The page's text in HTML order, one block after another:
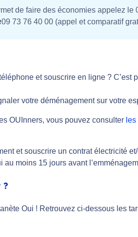
de faire des économies appelez le
73 76 40 00 (appel et comparatif
et souscrire en ligne ? C’est
votre déménagement sur votre
OUInners, vous pouvez consulter
et souscrire un contrat électricité
moins 15 jours avant
?
Oui ! Retrouvez ci-dessous les